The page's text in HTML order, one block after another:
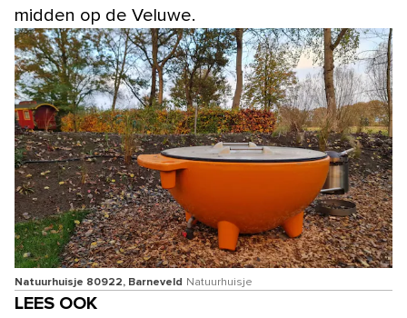
midden op de Veluwe.
Natuurhuisje 80922, Barneveld Natuurhuisje
LEES OOK